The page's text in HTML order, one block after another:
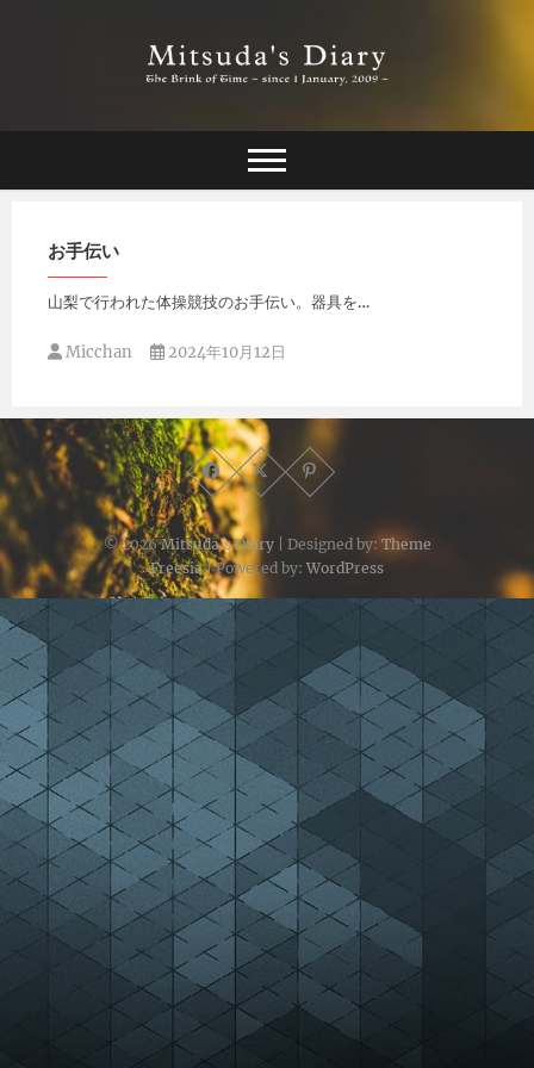
Mitsuda's Diary
お手伝い
山梨で行われた体操競技のお手伝い。器具を…
Micchan 2024年10月12日
© 2026Mitsuda's Diary| Designed by: Theme
Freesia| Powered by: WordPress